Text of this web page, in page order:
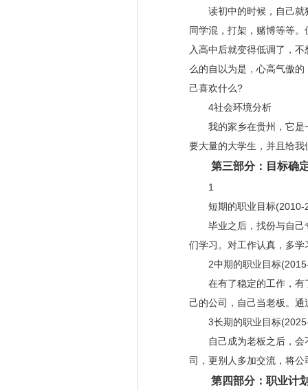
读初中的时候，自己就
同学混，打架，赌博等等
入高中后就变得低调了，
么的自以为是，心高气傲
己喜欢什么?
4社会环境分析
我的家乡在贵州，它是
要大量的大学生，并且给
第三部分：目标确
1
短期的职业目标(2010-
毕业之后，找份与自己
们学习。对工作认真，多
2中期的职业目标
在有了稳定的工作，有
己的公司，自己当老板。
3长期的职业目标
自己成为老板之后，会
司，更别人多加交流，将公
第四部分：职业计